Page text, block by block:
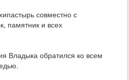
совместно с
памятник и всех
Владыка обратился ко всем